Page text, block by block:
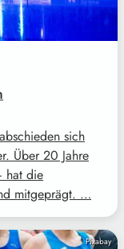
sich
Über 20 Jahre
hat die
mitgeprägt. …
Pixabay